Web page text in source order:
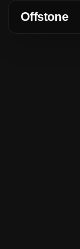
Offstone